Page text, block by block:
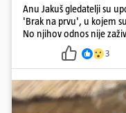
Anu Jakuš gledatelji su
'Brak na prvu', u kojem
No njihov odnos nije
3